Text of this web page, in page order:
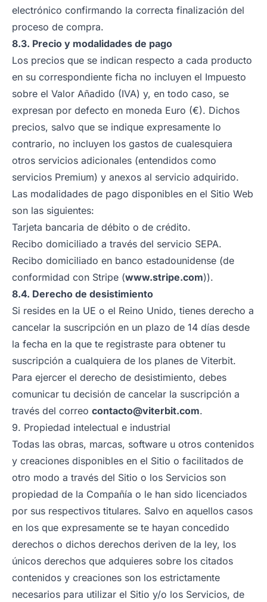
electrónico confirmando la correcta finalización del
proceso de compra.
8.3. Precio y modalidades de pago
Los precios que se indican respecto a cada producto
en su correspondiente ficha no incluyen el Impuesto
sobre el Valor Añadido (IVA) y, en todo caso, se
expresan por defecto en moneda Euro (€). Dichos
precios, salvo que se indique expresamente lo
contrario, no incluyen los gastos de cualesquiera
otros servicios adicionales (entendidos como
servicios Premium) y anexos al servicio adquirido.
Las modalidades de pago disponibles en el Sitio Web
son las siguientes:
Tarjeta bancaria de débito o de crédito.
Recibo domiciliado a través del servicio SEPA.
Recibo domiciliado en banco estadounidense (de
conformidad con Stripe (www.stripe.com)).
8.4. Derecho de desistimiento
Si resides en la UE o el Reino Unido, tienes derecho a
cancelar la suscripción en un plazo de 14 días desde
la fecha en la que te registraste para obtener tu
suscripción a cualquiera de los planes de Viterbit.
Para ejercer el derecho de desistimiento, debes
comunicar tu decisión de cancelar la suscripción a
través del correo contacto@viterbit.com.
9. Propiedad intelectual e industrial
Todas las obras, marcas, software u otros contenidos
y creaciones disponibles en el Sitio o facilitados de
otro modo a través del Sitio o los Servicios son
propiedad de la Compañía o le han sido licenciados
por sus respectivos titulares. Salvo en aquellos casos
en los que expresamente se te hayan concedido
derechos o dichos derechos deriven de la ley, los
únicos derechos que adquieres sobre los citados
contenidos y creaciones son los estrictamente
necesarios para utilizar el Sitio y/o los Servicios, de